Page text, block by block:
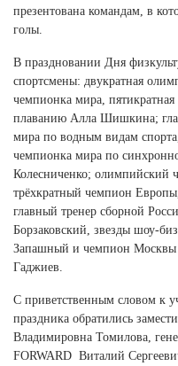
Томская область (1)
Тульская область (1)
Хакасия (1)
Ханты-Мансийский автономный
Ямало-Ненецкий автономный
презентована командам, в
голы.
В праздновании Дня
спортсмены: двукратная
чемпионка мира,
плаванию Алла Шишкина;
мира по водным видам
чемпионка мира по
Колесниченко; олимпийский
трёхкратный чемпион
главный тренер сборной
Борзаковский, звезды шоу-
Запашный и чемпион Москвы
Гаджиев.
С приветственным словом к
праздника обратились
Владимировна Томилова,
FORWARD Виталий